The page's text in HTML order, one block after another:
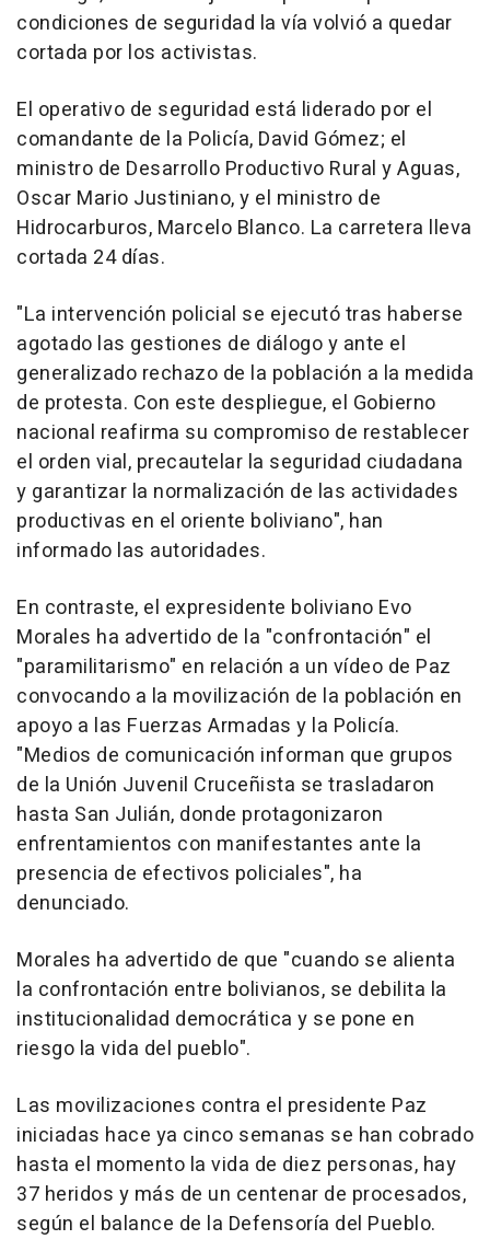
condiciones de seguridad la vía volvió a quedar
cortada por los activistas.
El operativo de seguridad está liderado por el
comandante de la Policía, David Gómez; el
ministro de Desarrollo Productivo Rural y Aguas,
Oscar Mario Justiniano, y el ministro de
Hidrocarburos, Marcelo Blanco. La carretera lleva
cortada 24 días.
"La intervención policial se ejecutó tras haberse
agotado las gestiones de diálogo y ante el
generalizado rechazo de la población a la medida
de protesta. Con este despliegue, el Gobierno
nacional reafirma su compromiso de restablecer
el orden vial, precautelar la seguridad ciudadana
y garantizar la normalización de las actividades
productivas en el oriente boliviano", han
informado las autoridades.
En contraste, el expresidente boliviano Evo
Morales ha advertido de la "confrontación" el
"paramilitarismo" en relación a un vídeo de Paz
convocando a la movilización de la población en
apoyo a las Fuerzas Armadas y la Policía.
"Medios de comunicación informan que grupos
de la Unión Juvenil Cruceñista se trasladaron
hasta San Julián, donde protagonizaron
enfrentamientos con manifestantes ante la
presencia de efectivos policiales", ha
denunciado.
Morales ha advertido de que "cuando se alienta
la confrontación entre bolivianos, se debilita la
institucionalidad democrática y se pone en
riesgo la vida del pueblo".
Las movilizaciones contra el presidente Paz
iniciadas hace ya cinco semanas se han cobrado
hasta el momento la vida de diez personas, hay
37 heridos y más de un centenar de procesados,
según el balance de la Defensoría del Pueblo.